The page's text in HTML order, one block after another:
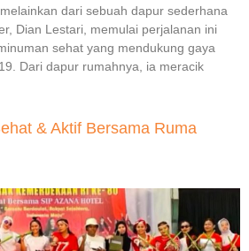
dari sebuah dapur sederhana
Dian Lestari, memulai perjalanan ini
sehat yang mendukung gaya
Dari dapur rumahnya, ia meracik
& Aktif Bersama Ruma